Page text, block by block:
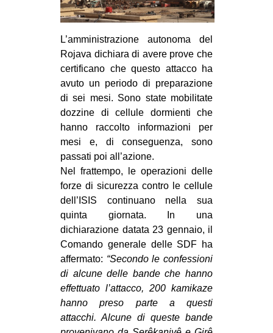
L’amministrazione autonoma del
Rojava dichiara di avere prove che
certificano che questo attacco ha
avuto un periodo di preparazione
di sei mesi. Sono state mobilitate
dozzine di cellule dormienti che
hanno raccolto informazioni per
mesi e, di conseguenza, sono
passati poi all’azione.
Nel frattempo, le operazioni delle
forze di sicurezza contro le cellule
dell’ISIS continuano nella sua
quinta giornata. In una
dichiarazione datata 23 gennaio, il
Comando generale delle SDF ha
affermato: “Secondo le confessioni
di alcune delle bande che hanno
effettuato l’attacco, 200 kamikaze
hanno preso parte a questi
attacchi. Alcune di queste bande